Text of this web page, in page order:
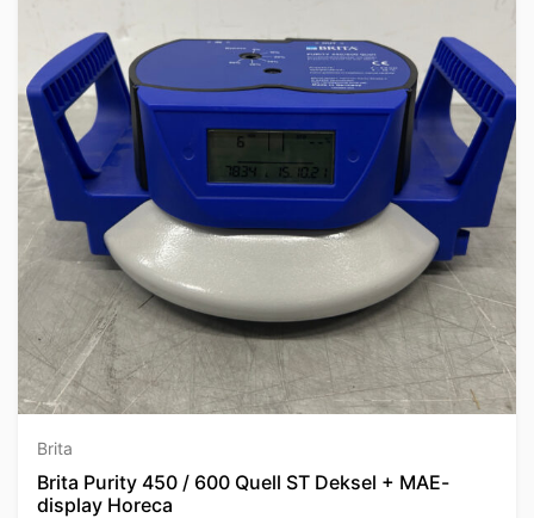
Brita
Brita Purity 450 / 600 Quell ST Deksel + MAE-
display Horeca